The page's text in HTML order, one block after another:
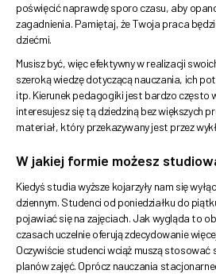
poświęcić naprawdę sporo czasu, aby
zagadnienia. Pamiętaj, że Twoja praca
dziećmi.
Musisz być, więc efektywny w realizacji
szeroką wiedzę dotyczącą nauczania, ich
itp. Kierunek pedagogiki jest bardzo często
interesujesz się tą dziedziną bez większych
materiał, który przekazywany jest przez
W jakiej formie możesz
Kiedyś studia wyższe kojarzyły nam się
dziennym. Studenci od poniedziałku do
pojawiać się na zajęciach. Jak wygląda to
czasach uczelnie oferują zdecydowanie
Oczywiście studenci wciąż muszą stosować
planów zajęć. Oprócz nauczania